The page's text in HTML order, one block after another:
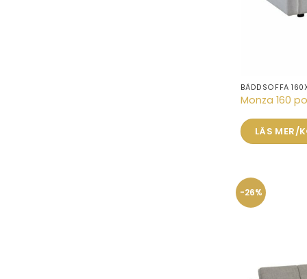
BÄDDSOFFA
Monza 160
LÄS MER/
-26%